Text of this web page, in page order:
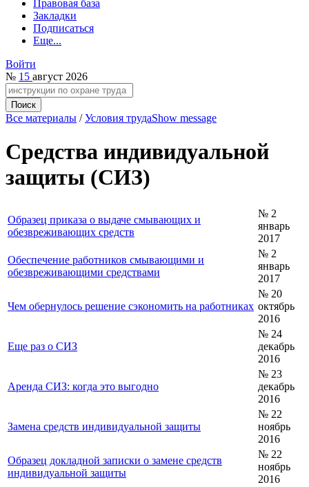
Правовая база
Закладки
Подписаться
Еще...
Войти
№ 15 август 2026
Все материалы /Условия трудаShow message
Средства индивидуальной
защиты (СИЗ)
Образец приказа о выдаче смывающих и
обезвреживающих средств
№ 2
январь
2017
Обеспечение работников смывающими и
обезвреживающими средствами
№ 2
январь
2017
Чем обернулось решение сэкономить на работниках
№ 20
октябрь
2016
Еще раз о СИЗ
№ 24
декабрь
2016
Аренда СИЗ: когда это выгодно
№ 23
декабрь
2016
Замена средств индивидуальной защиты
№ 22
ноябрь
2016
Образец докладной записки о замене средств
индивидуальной защиты
№ 22
ноябрь
2016